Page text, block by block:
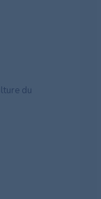
du